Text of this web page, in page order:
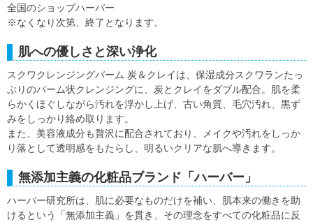
全国のショップハーバー
※なくなり次第、終了となります。
肌への優しさと深い浄化
スクワクレンジングバーム 炭＆クレイは、保湿成分スクワランたっ
ぷりのバーム状クレンジングに、炭とクレイをダブル配合。肌を柔
らかくほぐしながら汚れを浮かし上げ、古い角質、毛穴汚れ、黒ず
みをしっかり絡め取ります。
また、美容液成分も贅沢に配合されており、メイクや汚れをしっか
り落として透明感をもたらし、明るいクリアな肌へ導きます。
無添加主義の化粧品ブランド「ハーバー」
ハーバー研究所は、肌に必要なものだけを補い、肌本来の働きを助
けるという「無添加主義」を貫き、その理念をすべての化粧品に反